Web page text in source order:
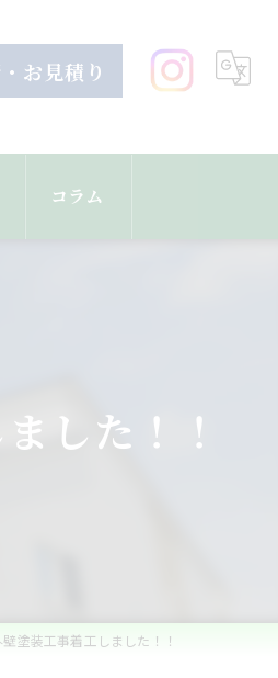
お見積り
コラム
した！！
塗装工事着工しました！！